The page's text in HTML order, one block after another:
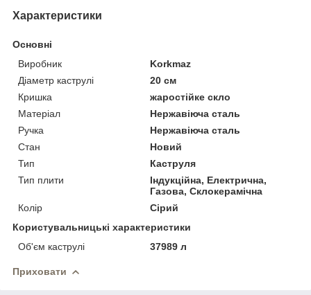
Характеристики
Основні
Виробник
Korkmaz
Діаметр каструлі
20 см
Кришка
жаростійке скло
Матеріал
Нержавіюча сталь
Ручка
Нержавіюча сталь
Стан
Новий
Тип
Каструля
Тип плити
Індукційна, Електрична,
Газова, Склокерамічна
Колір
Сірий
Користувальницькі характеристики
Об'єм каструлі
37989 л
Приховати